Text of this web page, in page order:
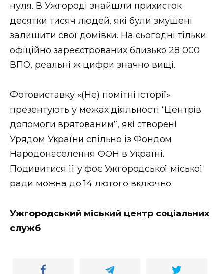
нуля. В Ужгороді знайшли прихисток
десятки тисяч людей, які були змушені
залишити свої домівки. На сьогодні тільки
офіційно зареєстрованих близько 28 000
ВПО, реальні ж цифри значно вищі.
Фотовиставку «(Не) помітні історії»
презентують у межах діяльності “Центрів
допомоги врятованим”, які створені
Урядом України спільно із Фондом
Народонаселення ООН в Україні.
Подивитися її у фоє Ужгородської міської
ради можна до 14 лютого включно.
Ужгородський міський центр соціальних
служб